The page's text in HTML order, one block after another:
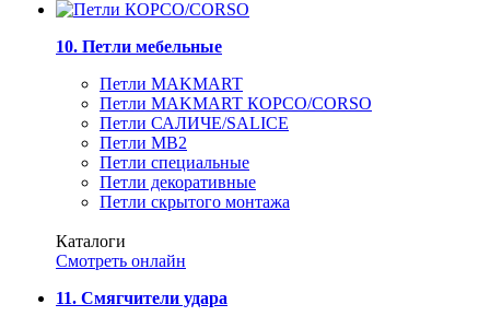
10. Петли мебельные
Петли MAKMART
Петли MAKMART КОРСО/CORSO
Петли САЛИЧЕ/SALICE
Петли MB2
Петли специальные
Петли декоративные
Петли скрытого монтажа
Каталоги
Смотреть онлайн
11. Смягчители удара